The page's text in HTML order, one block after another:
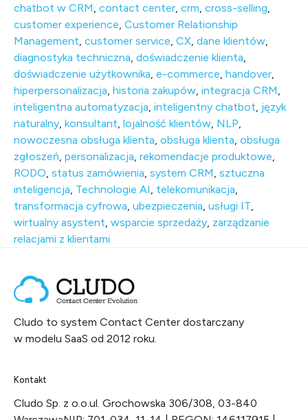
chatbot w CRM, contact center, crm, cross-selling,
customer experience, Customer Relationship
Management, customer service, CX, dane klientów,
diagnostyka techniczna, doświadczenie klienta,
doświadczenie użytkownika, e-commerce, handover,
hiperpersonalizacja, historia zakupów, integracja CRM,
inteligentna automatyzacja, inteligentny chatbot, język
naturalny, konsultant, lojalność klientów, NLP,
nowoczesna obsługa klienta, obsługa klienta, obsługa
zgłoszeń, personalizacja, rekomendacje produktowe,
RODO, status zamówienia, system CRM, sztuczna
inteligencja, Technologie AI, telekomunikacja,
transformacja cyfrowa, ubezpieczenia, usługi IT,
wirtualny asystent, wsparcie sprzedaży, zarządzanie
relacjami z klientami
Cludo to system Contact Center dostarczany
w modelu SaaS od 2012 roku.
Kontakt
Cludo Sp. z o.o.ul. Grochowska 306/308, 03-840